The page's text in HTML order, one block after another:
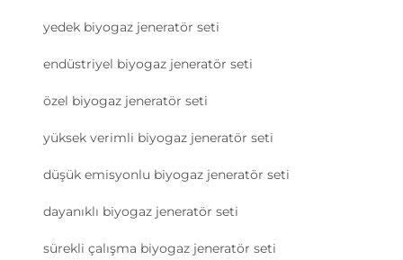
yedek biyogaz jeneratör seti
endüstriyel biyogaz jeneratör seti
özel biyogaz jeneratör seti
yüksek verimli biyogaz jeneratör seti
düşük emisyonlu biyogaz jeneratör seti
dayanıklı biyogaz jeneratör seti
sürekli çalışma biyogaz jeneratör seti